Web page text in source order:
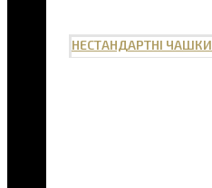
НЕСТАНДАРТНІ ЧАШКИ